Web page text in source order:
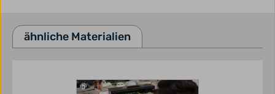
ähnliche Materialien